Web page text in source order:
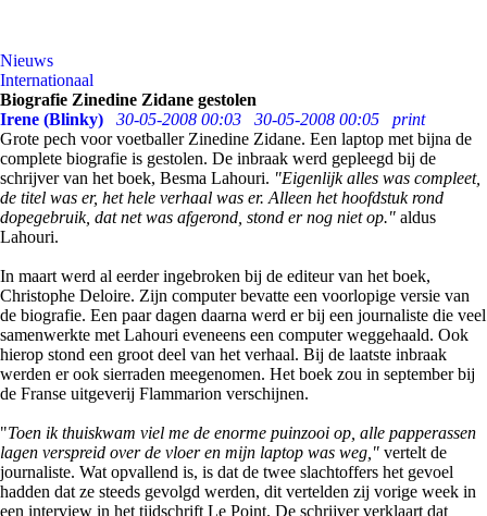
Nieuws
Internationaal
Biografie Zinedine Zidane gestolen
Irene (Blinky)
30-05-2008 00:03 30-05-2008 00:05
print
Grote pech voor voetballer Zinedine Zidane. Een laptop met bijna de
complete biografie is gestolen. De inbraak werd gepleegd bij de
schrijver van het boek, Besma Lahouri. "Eigenlijk alles was compleet,
de titel was er, het hele verhaal was er. Alleen het hoofdstuk rond
dopegebruik, dat net was afgerond, stond er nog niet op." aldus
Lahouri.
In maart werd al eerder ingebroken bij de editeur van het boek,
Christophe Deloire. Zijn computer bevatte een voorlopige versie van
de biografie. Een paar dagen daarna werd er bij een journaliste die veel
samenwerkte met Lahouri eveneens een computer weggehaald. Ook
hierop stond een groot deel van het verhaal. Bij de laatste inbraak
werden er ook sierraden meegenomen. Het boek zou in september bij
de Franse uitgeverij Flammarion verschijnen.
"Toen ik thuiskwam viel me de enorme puinzooi op, alle papperassen
lagen verspreid over de vloer en mijn laptop was weg," vertelt de
journaliste. Wat opvallend is, is dat de twee slachtoffers het gevoel
hadden dat ze steeds gevolgd werden, dit vertelden zij vorige week in
een interview in het tijdschrift Le Point. De schrijver verklaart dat